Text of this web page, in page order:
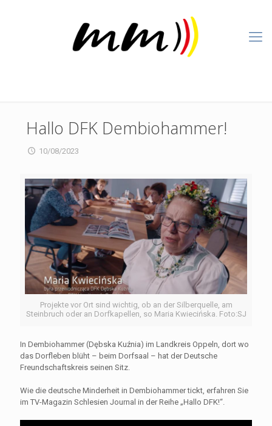
Hallo DFK Dembiohammer!
10/08/2023
Projekte vor Ort sind wichtig, ob an der Silberquelle, am
Steinbruch oder an Dorfkapellen, so Maria Kwiecińska. Foto:SJ
In Dembiohammer (Dębska Kuźnia) im Landkreis Oppeln, dort wo
das Dorfleben blüht – beim Dorfsaal – hat der Deutsche
Freundschaftskreis seinen Sitz.
Wie die deutsche Minderheit in Dembiohammer tickt, erfahren Sie
im TV-Magazin Schlesien Journal in der Reihe „Hallo DFK!“.